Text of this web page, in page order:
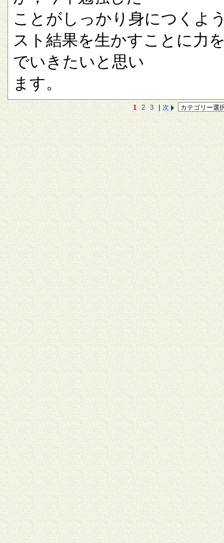
ことがしっかり身につくよ
スト結果を生かすことに力
でいきたいと思い
ます。
1 2 3 次